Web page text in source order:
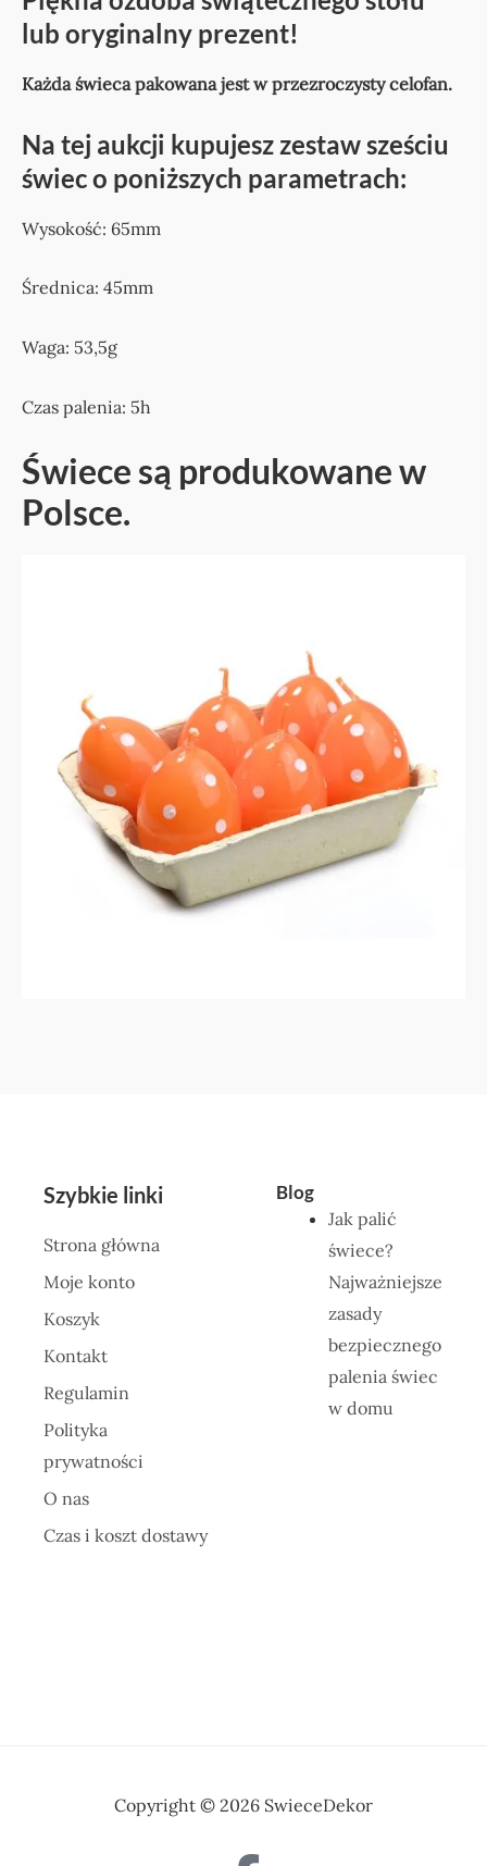
lub oryginalny prezent!
Każda świeca pakowana jest w przezroczysty celofan.
Na tej aukcji kupujesz zestaw sześciu
świec o poniższych parametrach:
Wysokość: 65mm
Średnica: 45mm
Waga: 53,5g
Czas palenia: 5h
Świece są produkowane w
Polsce.
Szybkie linki
Strona główna
Moje konto
Koszyk
Kontakt
Regulamin
Polityka
prywatności
O nas
Czas i koszt dostawy
Blog
Jak palić
świece?
Najważniejsze
zasady
bezpiecznego
palenia świec
w domu
Copyright © 2026 SwieceDekor